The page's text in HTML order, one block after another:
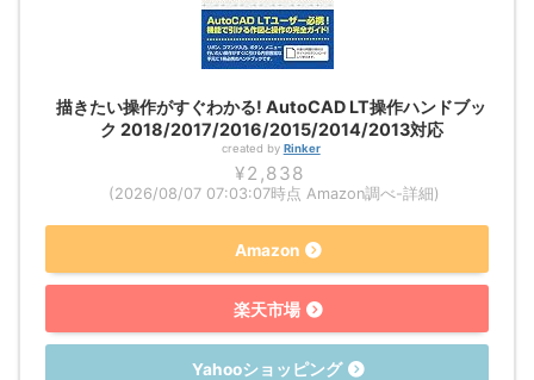
描きたい操作がすぐわかる! AutoCAD LT操作ハンドブッ
ク 2018/2017/2016/2015/2014/2013対応
created by Rinker
¥2,838
(2026/08/07 07:03:07時点 Amazon調べ-詳細)
Amazon
楽天市場
Yahooショッピング